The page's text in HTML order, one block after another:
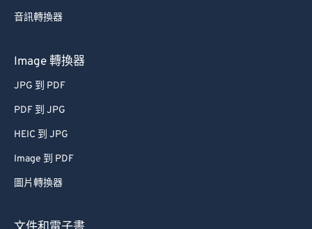
音訊轉換器
Image 轉換器
JPG 到 PDF
PDF 到 JPG
HEIC 到 JPG
Image 到 PDF
圖片轉換器